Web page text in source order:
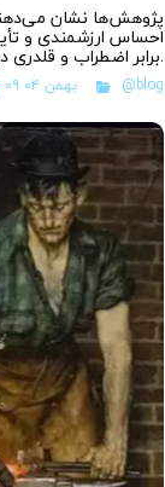
پژوهش‌ها نشان
برابر اضطراب و قلدری دوران نوجوانی هستند.
۰۹ بهمن ۰۴ @blog